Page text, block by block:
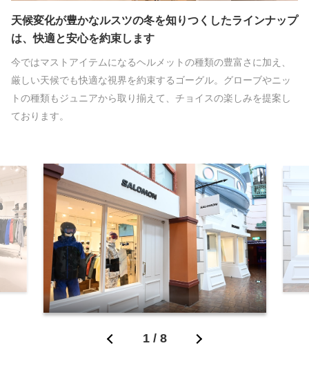
天候変化が豊かなルスツの冬を知りつくしたラインナップ
は、快適と安心を約束します
今ではマストアイテムになるヘルメットの種類の豊富さに加え、
厳しい天候でも快適な視界を約束するゴーグル。グローブやニッ
トの種類もジュニアから取り揃えて、チョイスの楽しみを提案し
ております。
1/ 8